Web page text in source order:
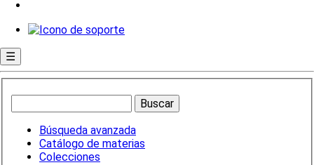
☰
Búsqueda avanzada
Catálogo de materias
Colecciones